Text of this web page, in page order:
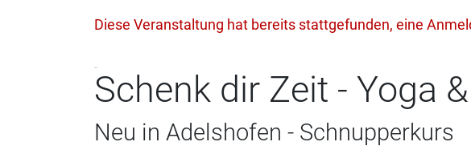
Diese Veranstaltung hat bereits stattgefunden, eine
Schenk dir Zeit - Yoga
Neu in Adelshofen - Schnupperkurs